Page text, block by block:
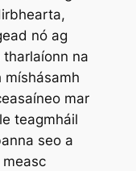
nó ag
na
míshásamh
mar
teagmháil
seo a